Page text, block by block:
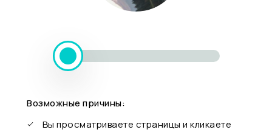
Возможные причины:
Вы просматриваете страницы и кликаете